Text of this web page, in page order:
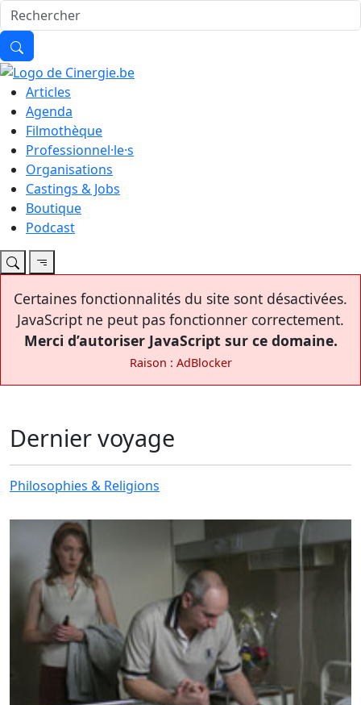
Articles
Agenda
Filmothèque
Professionnel·le·s
Organisations
Castings & Jobs
Boutique
Podcast
Certaines fonctionnalités du site sont désactivées.
JavaScript ne peut pas fonctionner correctement.
Merci d’autoriser JavaScript sur ce domaine.
Raison : AdBlocker
Dernier voyage
Philosophies & Religions